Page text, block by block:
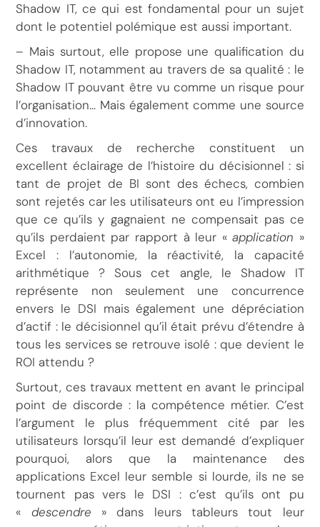
Shadow IT, ce qui est fondamental pour un sujet
dont le potentiel polémique est aussi important.
– Mais surtout, elle propose une qualification du
Shadow IT, notamment au travers de sa qualité : le
Shadow IT pouvant être vu comme un risque pour
l’organisation… Mais également comme une source
d’innovation.
Ces travaux de recherche constituent un
excellent éclairage de l’histoire du décisionnel : si
tant de projet de BI sont des échecs, combien
sont rejetés car les utilisateurs ont eu l’impression
que ce qu’ils y gagnaient ne compensait pas ce
qu’ils perdaient par rapport à leur «application »
Excel : l’autonomie, la réactivité, la capacité
arithmétique ? Sous cet angle, le Shadow IT
représente non seulement une concurrence
envers le DSI mais également une dépréciation
d’actif : le décisionnel qu’il était prévu d’étendre à
tous les services se retrouve isolé : que devient le
ROI attendu ?
Surtout, ces travaux mettent en avant le principal
point de discorde : la compétence métier. C’est
l’argument le plus fréquemment cité par les
utilisateurs lorsqu’il leur est demandé d’expliquer
pourquoi, alors que la maintenance des
applications Excel leur semble si lourde, ils ne se
tournent pas vers le DSI : c’est qu’ils ont pu
« descendre » dans leurs tableurs tout leur